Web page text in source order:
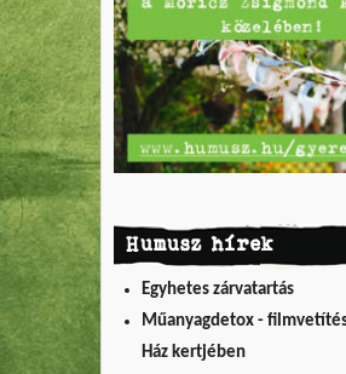
Humusz hírek
Egyhetes zárvatartás
Műanyagdetox -
Ház kertjében